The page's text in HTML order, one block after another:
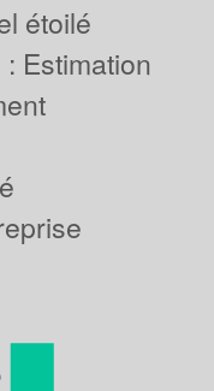
étoilé
Estimation